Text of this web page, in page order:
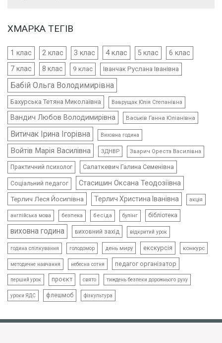
ХМАРКА ТЕГІВ
1 клас 2 клас 3 клас 4 клас 5 клас 6 клас
7 клас 8 клас 9 клас Іванчак Руслана Іванівна
Бабій Ольга Володимирівна
Бахурська Тетяна Миколаївна Ваврущак Юлія Степанівна
Вандич Любов Володимирівна Васьків Ганна Юліанівна
Витичак Ірина Ігорівна Виховна година
Войтів Марія Василівна ЗДНВР Зварич Ореста Василівна
Практичний психолог Салаткевич Галина Семенівна
Соціальний педагог Стасишин Оксана Теодозіївна
Терлич Леся Йосипівна Терлич Христина Іванівна акція
англійська мова безпека бесіда булінг бібліотека
виховна година виховний захід відкритий урок
година спілкування голодомор день миру екскурсія конкурс
методичне навчання небесна сотня педагог організатор
перший урок проєкт свято тиждень безпеки дорожнього руху
уроки ЯДС флешмоб фізкультура